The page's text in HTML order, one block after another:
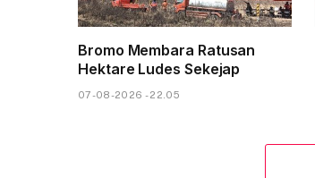
Bromo Membara Ratusan
Hektare Ludes Sekejap
07-08-2026 - 22.05